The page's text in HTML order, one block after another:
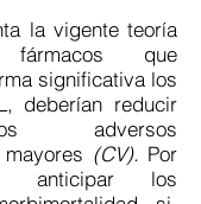
la vigente teoría
que
significativa los
deberían reducir
adversos
(CV). Por
anticipar los